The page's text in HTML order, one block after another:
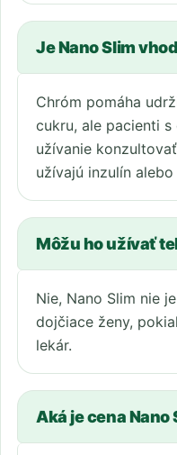
Je Nano Slim
Chróm pomáha
cukru, ale pacienti
užívanie
užívajú inzulín
Môžu ho užívať
Nie, Nano Slim nie
dojčiace ženy,
lekár.
Aká je cena Nano